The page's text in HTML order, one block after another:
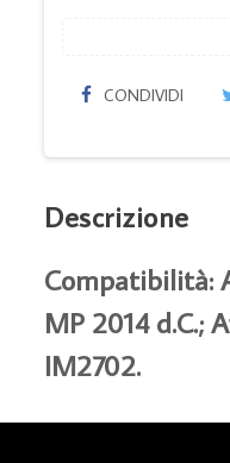
CONDIVIDI
Descrizione
Compatibilità:
MP 2014 d.C.;
IM2702.